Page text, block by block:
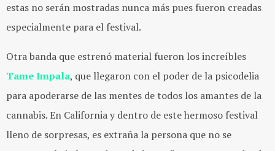
estas no serán mostradas nunca más pues fueron creadas
especialmente para el festival.
Otra banda que estrenó material fueron los increíbles
Tame Impala, que llegaron con el poder de la psicodelia
para apoderarse de las mentes de todos los amantes de la
cannabis. En California y dentro de este hermoso festival
lleno de sorpresas, es extraña la persona que no se